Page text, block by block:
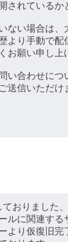
されているか
ない場合は、
より手動で配
お願い申し上
い合わせにつ
送信いただけ
おりました
ルに関連する
より仮復旧完